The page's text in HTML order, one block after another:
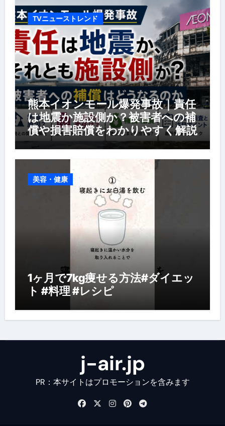
TVニューストレンド
熊本イオンモール爆発事故｜責任
は地震か施設側か？被害者への補
償や損害賠償をわかりやすく解説
美容・健康
1ヶ月で7kg痩せる方法#ダイエッ
ト #料理 #レシピ
j-air.jp
PR：本サイトはプロモーションを含みます